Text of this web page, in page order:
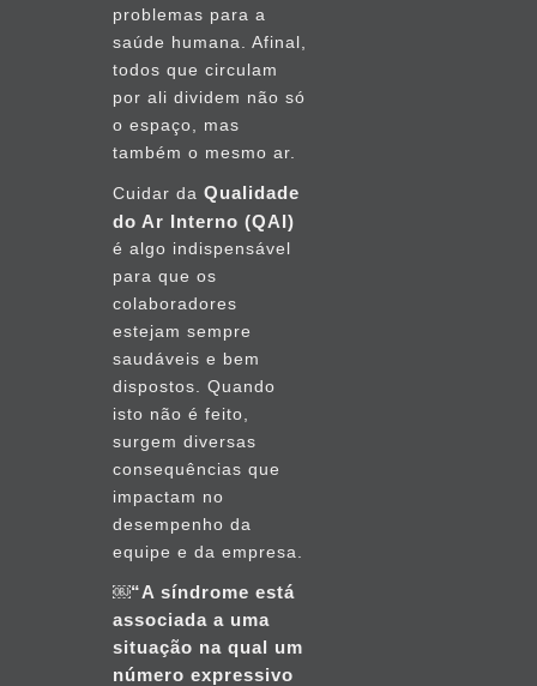
problemas para a
saúde humana. Afinal,
todos que circulam
por ali dividem não só
o espaço, mas
também o mesmo ar.
Cuidar da Qualidade
do Ar Interno (QAI)
é algo indispensável
para que os
colaboradores
estejam sempre
saudáveis e bem
dispostos. Quando
isto não é feito,
surgem diversas
consequências que
impactam no
desempenho da
equipe e da empresa.
￼“A síndrome está
associada a uma
situação na qual um
número expressivo